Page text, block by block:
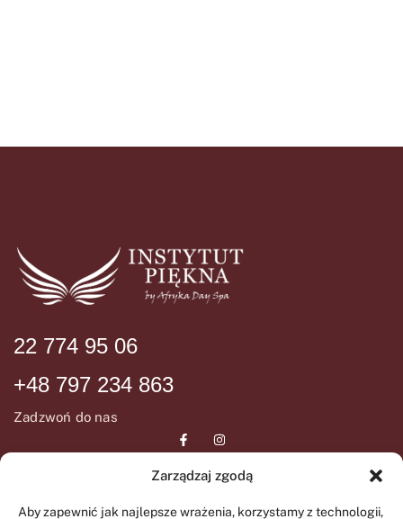
Zarządzaj zgodą
Aby zapewnić jak najlepsze wrażenia, korzystamy z technologii,
22 774 95 06
+48 797 234 863
Zadzwoń do nas